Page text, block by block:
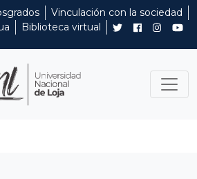
Vinculación con la sociedad
Biblioteca virtual